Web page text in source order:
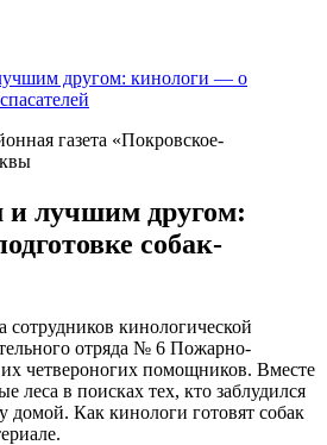
другом: кинологи — о
газета «Покровское-
и лучшим другом:
собак-
кинологической
отряда № 6 Пожарно-
их четвероногих помощников. Вместе
леса в поисках тех, кто заблудился
домой. Как кинологи готовят собак